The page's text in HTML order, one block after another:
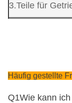
3.Teile für
9.Lenkungsteile
11.Elektrische
Häufig gestellte
Q1Wie kann